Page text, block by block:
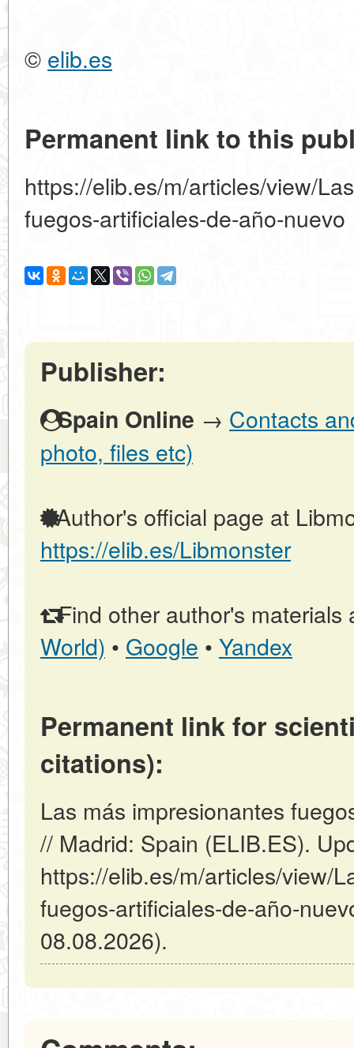
© elib.es
Permanent link to this
https://elib.es/m/articles/view/
fuegos-artificiales-de-año-nuevo
Publisher:
Spain Online → Contacts
photo, files etc)
Author's official page at
https://elib.es/Libmonster
Find other author's materials
World) • Google • Yandex
Permanent link for
citations):
Las más impresionantes
// Madrid: Spain (ELIB.ES).
https://elib.es/m/articles/view/
fuegos-artificiales-de-año-
08.08.2026).